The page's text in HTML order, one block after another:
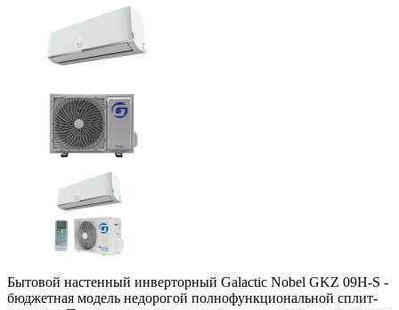
Бытовой настенный инверторный Galactic Nobel GKZ 09H-S -
бюджетная модель недорогой полнофункциональной сплит-